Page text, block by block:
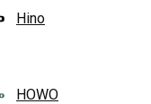
Hino
HOWO